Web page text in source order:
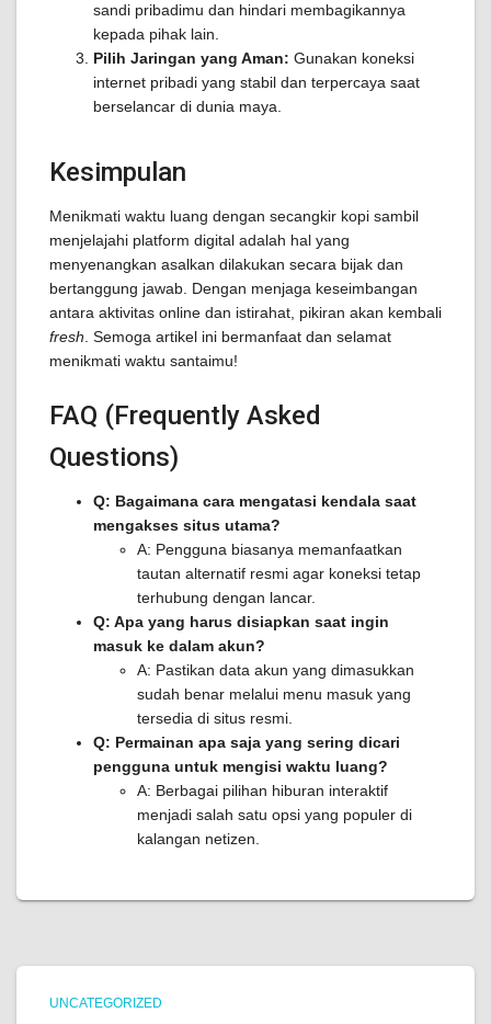
sandi pribadimu dan hindari membagikannya
kepada pihak lain.
Pilih Jaringan yang Aman: Gunakan koneksi
internet pribadi yang stabil dan terpercaya saat
berselancar di dunia maya.
Kesimpulan
Menikmati waktu luang dengan secangkir kopi sambil
menjelajahi platform digital adalah hal yang
menyenangkan asalkan dilakukan secara bijak dan
bertanggung jawab. Dengan menjaga keseimbangan
antara aktivitas online dan istirahat, pikiran akan kembali
fresh . Semoga artikel ini bermanfaat dan selamat
menikmati waktu santaimu!
FAQ (Frequently Asked
Questions)
Q: Bagaimana cara mengatasi kendala saat
mengakses situs utama?
A: Pengguna biasanya memanfaatkan
tautan alternatif resmi agar koneksi tetap
terhubung dengan lancar.
Q: Apa yang harus disiapkan saat ingin
masuk ke dalam akun?
A: Pastikan data akun yang dimasukkan
sudah benar melalui menu masuk yang
tersedia di situs resmi.
Q: Permainan apa saja yang sering dicari
pengguna untuk mengisi waktu luang?
A: Berbagai pilihan hiburan interaktif
menjadi salah satu opsi yang populer di
kalangan netizen.
UNCATEGORIZED